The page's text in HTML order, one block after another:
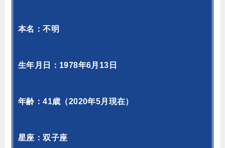
本名：不明
生年月日：1978年6月13日
年齢：41歳（2020年5月現在）
星座：双子座